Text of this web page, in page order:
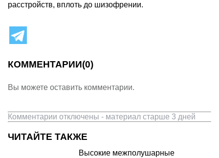
расстройств, вплоть до шизофрении.
КОММЕНТАРИИ(0)
Вы можете оставить комментарии.
Комментарии отключены - материал старше 3 дней
ЧИТАЙТЕ ТАКЖЕ
Высокие межполушарные